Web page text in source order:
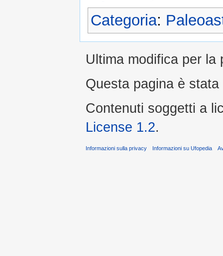
Categoria:
Ultima modifica per la
Questa pagina è
Contenuti soggetti a
License 1.2.
Informazioni sulla privacy Informazioni su Ufopedia